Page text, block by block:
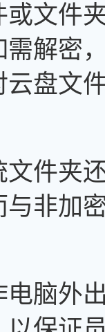
文件
解密
云盘文
件夹
非加
电脑外